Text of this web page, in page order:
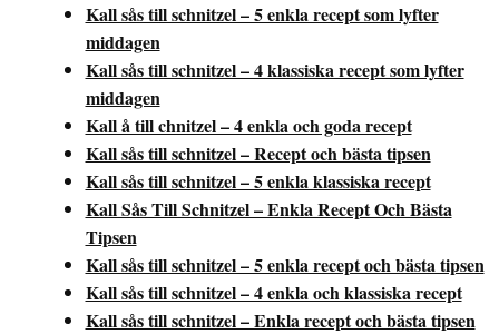
Kall sås till schnitzel – 5 enkla recept som lyfter
middagen
Kall sås till schnitzel – 4 klassiska recept som lyfter
middagen
Kall å till chnitzel – 4 enkla och goda recept
Kall sås till schnitzel – Recept och bästa tipsen
Kall sås till schnitzel – 5 enkla klassiska recept
Kall Sås Till Schnitzel – Enkla Recept Och Bästa
Tipsen
Kall sås till schnitzel – 5 enkla recept och bästa tipsen
Kall sås till schnitzel – 4 enkla och klassiska recept
Kall sås till schnitzel – Enkla recept och bästa tipsen